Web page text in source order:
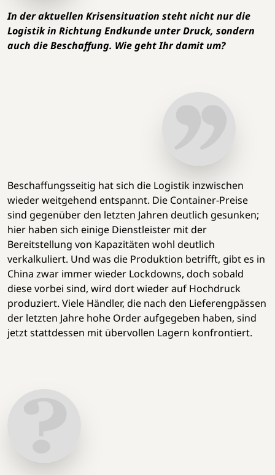
In der aktuellen Krisensituation steht nicht nur die
Logistik in Richtung Endkunde unter Druck, sondern
auch die Beschaffung. Wie geht Ihr damit um?
Beschaffungsseitig hat sich die Logistik inzwischen
wieder weitgehend entspannt. Die Container-Preise
sind gegenüber den letzten Jahren deutlich gesunken;
hier haben sich einige Dienstleister mit der
Bereitstellung von Kapazitäten wohl deutlich
verkalkuliert. Und was die Produktion betrifft, gibt es in
China zwar immer wieder Lockdowns, doch sobald
diese vorbei sind, wird dort wieder auf Hochdruck
produziert. Viele Händler, die nach den Lieferengpässen
der letzten Jahre hohe Order aufgegeben haben, sind
jetzt stattdessen mit übervollen Lagern konfrontiert.